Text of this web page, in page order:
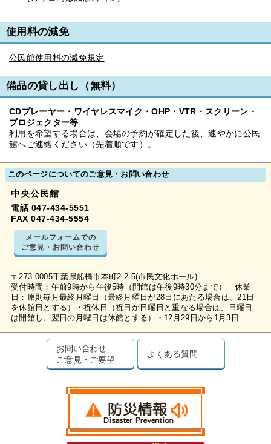
使用料の減免
公民館使用料の減免規定
備品の貸し出し（無料）
CDプレーヤー・ワイヤレスマイク・OHP・VTR・スクリーン・
プロジェクター等
利用を希望する場合は、会場の予約が確定した後、速やかに公民
館へご連絡ください（先着順です）。
このページについてのご意見・お問い合わせ
中央公民館
電話 047-434-5551
FAX 047-434-5554
メールフォームでの
ご意見・お問い合わせ
〒273-0005千葉県船橋市本町2-2-5(市民文化ホール)
受付時間：午前9時から午後5時（開館は午後9時30分まで） 休業
日：原則毎月最終月曜日（最終月曜日が28日にあたる場合は、21日
を休館日とする）・祝休日（祝日が日曜日と重なる場合は、日曜日
は開館し、翌日の月曜日は休館とする）・12月29日から1月3日
お問い合わせ
ご意見・ご要望
よくある質問